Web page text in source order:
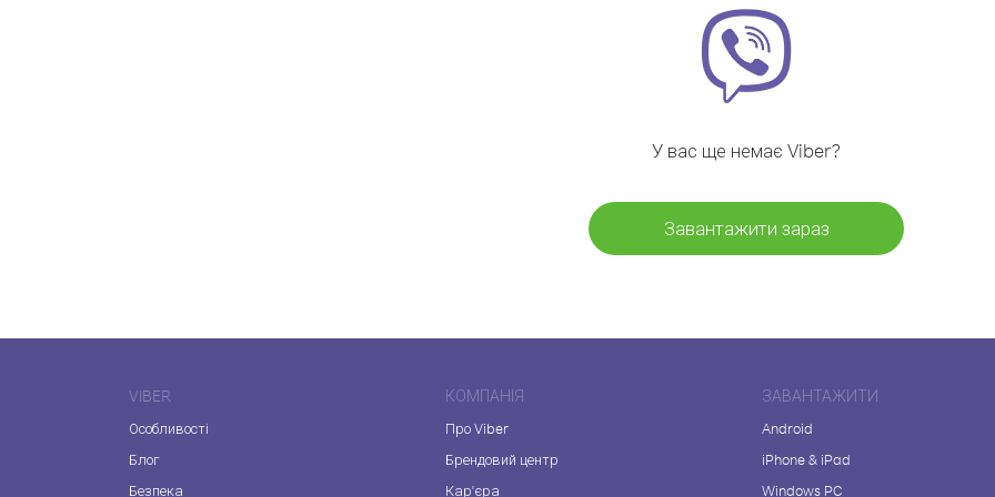
У вас ще немає Viber?
Завантажити зараз
VIBER
Особливості
Блог
Безпека
КОМПАНІЯ
Про Viber
Брендовий центр
Кар'єра
ЗАВАНТАЖИТИ
Android
iPhone & iPad
Windows PC